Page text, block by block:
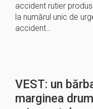
accident rutier
la numărul unic de
accident…
VEST: un
marginea